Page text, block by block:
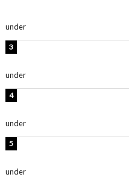
under
under
under
under